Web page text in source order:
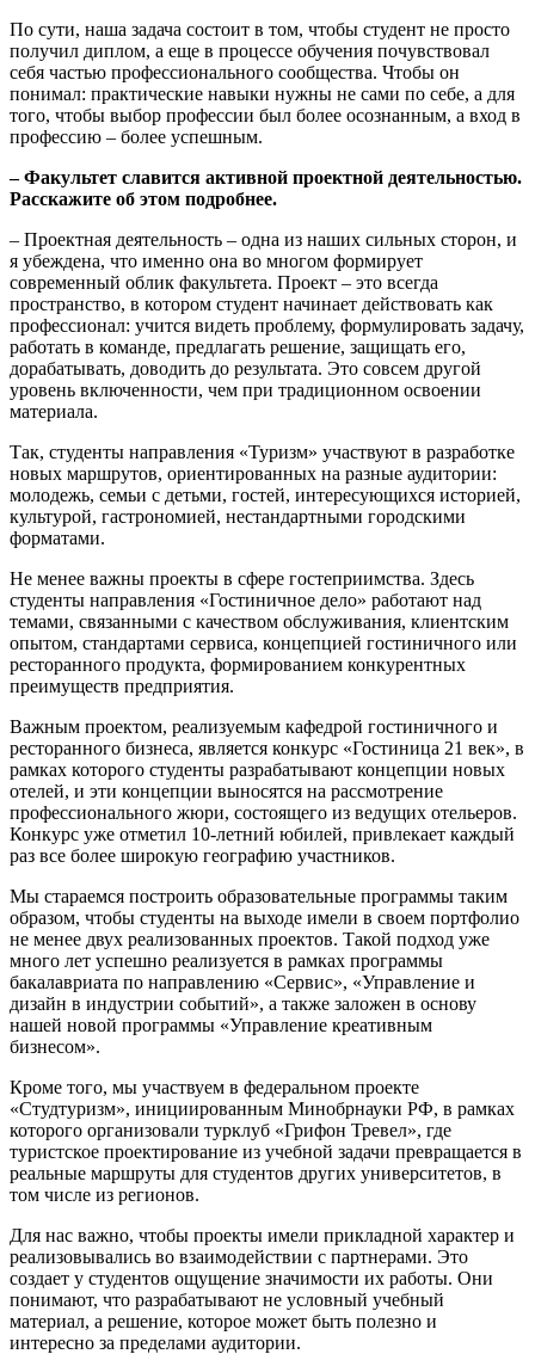
По сути, наша задача состоит в том, чтобы студент не просто
получил диплом, а еще в процессе обучения почувствовал
себя частью профессионального сообщества. Чтобы он
понимал: практические навыки нужны не сами по себе, а для
того, чтобы выбор профессии был более осознанным, а вход в
профессию – более успешным.
– Факультет славится активной проектной деятельностью.
Расскажите об этом подробнее.
– Проектная деятельность – одна из наших сильных сторон, и
я убеждена, что именно она во многом формирует
современный облик факультета. Проект – это всегда
пространство, в котором студент начинает действовать как
профессионал: учится видеть проблему, формулировать задачу,
работать в команде, предлагать решение, защищать его,
дорабатывать, доводить до результата. Это совсем другой
уровень включенности, чем при традиционном освоении
материала.
Так, студенты направления «Туризм» участвуют в разработке
новых маршрутов, ориентированных на разные аудитории:
молодежь, семьи с детьми, гостей, интересующихся историей,
культурой, гастрономией, нестандартными городскими
форматами.
Не менее важны проекты в сфере гостеприимства. Здесь
студенты направления «Гостиничное дело» работают над
темами, связанными с качеством обслуживания, клиентским
опытом, стандартами сервиса, концепцией гостиничного или
ресторанного продукта, формированием конкурентных
преимуществ предприятия.
Важным проектом, реализуемым кафедрой гостиничного и
ресторанного бизнеса, является конкурс «Гостиница 21 век», в
рамках которого студенты разрабатывают концепции новых
отелей, и эти концепции выносятся на рассмотрение
профессионального жюри, состоящего из ведущих отельеров.
Конкурс уже отметил 10-летний юбилей, привлекает каждый
раз все более широкую географию участников.
Мы стараемся построить образовательные программы таким
образом, чтобы студенты на выходе имели в своем портфолио
не менее двух реализованных проектов. Такой подход уже
много лет успешно реализуется в рамках программы
бакалавриата по направлению «Сервис», «Управление и
дизайн в индустрии событий», а также заложен в основу
нашей новой программы «Управление креативным
бизнесом».
Кроме того, мы участвуем в федеральном проекте
«Студтуризм», инициированным Минобрнауки РФ, в рамках
которого организовали турклуб «Грифон Тревел», где
туристское проектирование из учебной задачи превращается в
реальные маршруты для студентов других университетов, в
том числе из регионов.
Для нас важно, чтобы проекты имели прикладной характер и
реализовывались во взаимодействии с партнерами. Это
создает у студентов ощущение значимости их работы. Они
понимают, что разрабатывают не условный учебный
материал, а решение, которое может быть полезно и
интересно за пределами аудитории.